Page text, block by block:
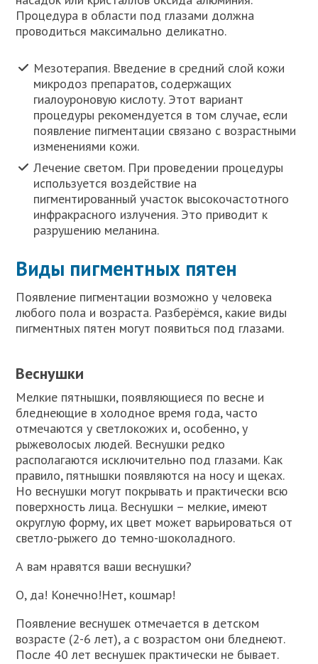
Процедура в области под глазами должна
проводиться максимально деликатно.
Мезотерапия. Введение в средний слой кожи
микродоз препаратов, содержащих
гиалоуроновую кислоту. Этот вариант
процедуры рекомендуется в том случае, если
появление пигментации связано с возрастными
изменениями кожи.
Лечение светом. При проведении процедуры
используется воздействие на
пигментированный участок высокочастотного
инфракрасного излучения. Это приводит к
разрушению меланина.
Виды пигментных пятен
Появление пигментации возможно у человека
любого пола и возраста. Разберёмся, какие виды
пигментных пятен могут появиться под глазами.
Веснушки
Мелкие пятнышки, появляющиеся по весне и
бледнеющие в холодное время года, часто
отмечаются у светлокожих и, особенно, у
рыжеволосых людей. Веснушки редко
располагаются исключительно под глазами. Как
правило, пятнышки появляются на носу и щеках.
Но веснушки могут покрывать и практически всю
поверхность лица. Веснушки – мелкие, имеют
округлую форму, их цвет может варьироваться от
светло-рыжего до темно-шоколадного.
А вам нравятся ваши веснушки?
О, да! Конечно!Нет, кошмар!
Появление веснушек отмечается в детском
возрасте (2-6 лет), а с возрастом они бледнеют.
После 40 лет веснушек практически не бывает.